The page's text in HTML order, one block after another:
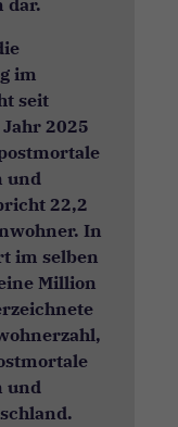
dar.
im
seit
2025
und
22,2
In
im selben
Million
und